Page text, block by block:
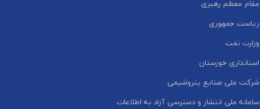
مقام معظم رهبری
ریاست جمهوری
وزارت نفت
استانداری خوزستان
شرکت ملی صنایع پتروشیمی
سامانه ملی انتشار و دسترسی آزاد به اطلاعات